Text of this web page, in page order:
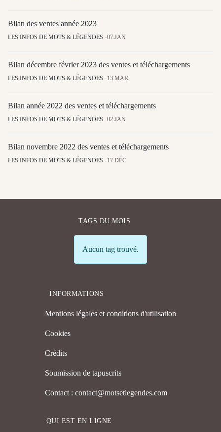
Bilan des ventes année 2023
LES INFOS DE MOTS & LÉGENDES 07.JAN
Bilan décembre février 2023 des ventes et téléchargements
LES INFOS DE MOTS & LÉGENDES 13.MAR
Bilan année 2022 des ventes et téléchargements
LES INFOS DE MOTS & LÉGENDES 02.JAN
Bilan novembre 2022 des ventes et téléchargements
LES INFOS DE MOTS & LÉGENDES 17.DÉC
TAGS DU MOIS
Info
Aucun tag trouvé.
INFORMATIONS
Mentions légales et conditions d'utilisation
Cookies
Crédits
Soumission de tapuscrits
Contact : contact@motsetlegendes.com
QUI EST EN LIGNE